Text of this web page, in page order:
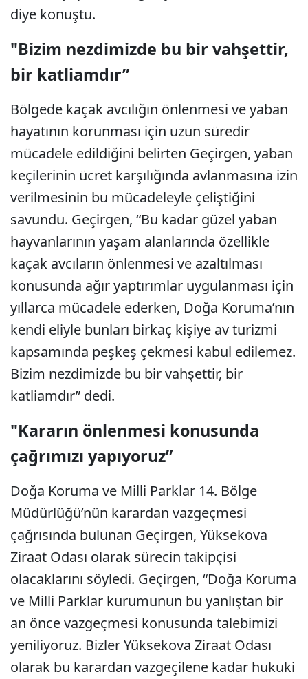
diye konuştu.
"Bizim nezdimizde bu bir vahşettir,
bir katliamdır”
Bölgede kaçak avcılığın önlenmesi ve yaban
hayatının korunması için uzun süredir
mücadele edildiğini belirten Geçirgen, yaban
keçilerinin ücret karşılığında avlanmasına izin
verilmesinin bu mücadeleyle çeliştiğini
savundu. Geçirgen, “Bu kadar güzel yaban
hayvanlarının yaşam alanlarında özellikle
kaçak avcıların önlenmesi ve azaltılması
konusunda ağır yaptırımlar uygulanması için
yıllarca mücadele ederken, Doğa Koruma’nın
kendi eliyle bunları birkaç kişiye av turizmi
kapsamında peşkeş çekmesi kabul edilemez.
Bizim nezdimizde bu bir vahşettir, bir
katliamdır” dedi.
"Kararın önlenmesi konusunda
çağrımızı yapıyoruz”
Doğa Koruma ve Milli Parklar 14. Bölge
Müdürlüğü’nün karardan vazgeçmesi
çağrısında bulunan Geçirgen, Yüksekova
Ziraat Odası olarak sürecin takipçisi
olacaklarını söyledi. Geçirgen, “Doğa Koruma
ve Milli Parklar kurumunun bu yanlıştan bir
an önce vazgeçmesi konusunda talebimizi
yeniliyoruz. Bizler Yüksekova Ziraat Odası
olarak bu karardan vazgeçilene kadar hukuki